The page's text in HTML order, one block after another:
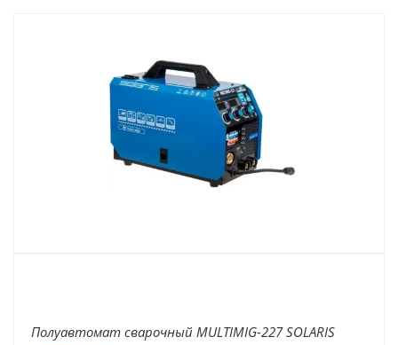
Полуавтомат сварочный MULTIMIG-227 SOLARIS